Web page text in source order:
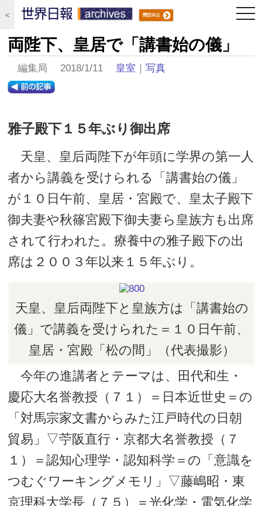
＜
両陛下、皇居で「講書始の儀」
編集局 2018/1/11 皇室 ｜写真
雅子殿下１５年ぶり御出席
天皇、皇后両陛下が年頭に学界の第一人
者から講義を受けられる「講書始の儀」
が１０日午前、皇居・宮殿で、皇太子殿下
御夫妻や秋篠宮殿下御夫妻ら皇族方も出席
されて行われた。療養中の雅子殿下の出
席は２００３年以来１５年ぶり。
天皇、皇后両陛下と皇族方は「講書始の
儀」で講義を受けられた＝１０日午前、
皇居・宮殿「松の間」（代表撮影）
今年の進講者とテーマは、田代和生・
慶応大名誉教授（７１）＝日本近世史＝の
「対馬宗家文書からみた江戸時代の日朝
貿易」▽苧阪直行・京都大名誉教授（７
１）＝認知心理学・認知科学＝の「意識を
つむぐワーキングメモリ」▽藤嶋昭・東
京理科大学長（７５）＝光化学・電気化学